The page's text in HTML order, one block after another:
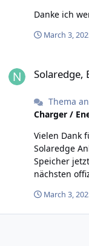
Danke ich
March 3,
Solaredge,
Thema
Charger /
Vielen Dank
Solaredge
Speicher jetzt auch. Wann
nächsten
https://
phasenumschaltung/ leider
March 3,